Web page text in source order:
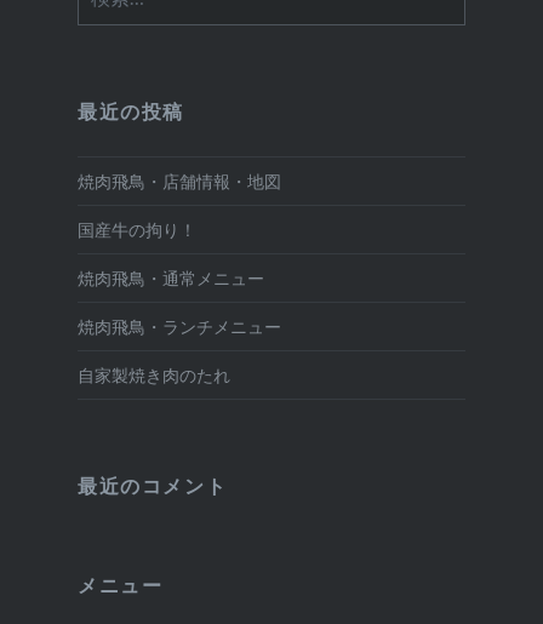
索:
最近の投稿
焼肉飛鳥・店舗情報・地図
国産牛の拘り！
焼肉飛鳥・通常メニュー
焼肉飛鳥・ランチメニュー
自家製焼き肉のたれ
最近のコメント
メニュー